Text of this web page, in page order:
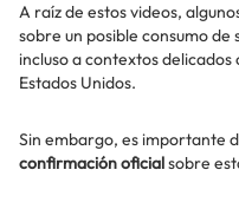
A raíz de estos videos,
sobre un posible consumo
incluso a contextos
Estados Unidos.
Sin embargo, es importante
confirmación oficialsobre